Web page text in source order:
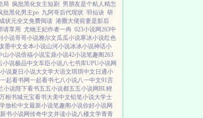
局 疯批黑化女主短剧
男朋友是个粘人精怎
批黑化男主po 九阿哥后代现状 羽仙诀 研
状元全文免费阅读 港圈大佬前妻是影后
请享用 尤物王妃作者一冉 023小说网263中
小说哥哥小说雅尔文瓜瓜小说寒冰小说红色
墨中文全本小说山河小说冰冰小说神话小
山小说倍福小说宝鼎小说42小说笔趣阁263
小说极品中文车臣小说八七书库UPU小说网
说夏日小说大文学大语文琪琪中文 日通小
一起看书网一起看书七八小说八一中文91言
小说陛下看书五五小说都五五小说网BL鲤
相书城元宝看书大美中文铅笔小说大学士
放松中文最新小说笔趣阁小说你好小说网
新书小说网传奇中文并读小说八楼文学青青